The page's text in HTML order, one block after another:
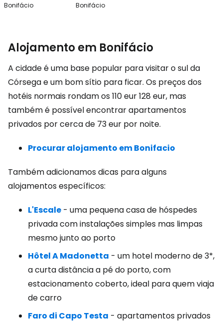
Bonifácio
Bonifácio
Alojamento em Bonifácio
A cidade é uma base popular para visitar o sul da
Córsega e um bom sítio para ficar. Os preços dos
hotéis normais rondam os 110 eur 128 eur, mas
também é possível encontrar apartamentos
privados por cerca de 73 eur por noite.
Procurar alojamento em Bonifacio
Também adicionamos dicas para alguns
alojamentos específicos:
L'Escale - uma pequena casa de hóspedes
privada com instalações simples mas limpas
mesmo junto ao porto
Hôtel A Madonetta - um hotel moderno de 3*,
a curta distância a pé do porto, com
estacionamento coberto, ideal para quem viaja
de carro
Faro di Capo Testa - apartamentos privados